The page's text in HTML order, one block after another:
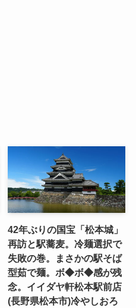
42年ぶりの国宝「松本城」
再訪と駅蕎麦。冷麺選択で
失敗の巻。まさかの駅そば
型茹で麺。ボ◆ボ◆感が残
念。イイダヤ軒松本駅前店
(長野県松本市)冷やしおろ